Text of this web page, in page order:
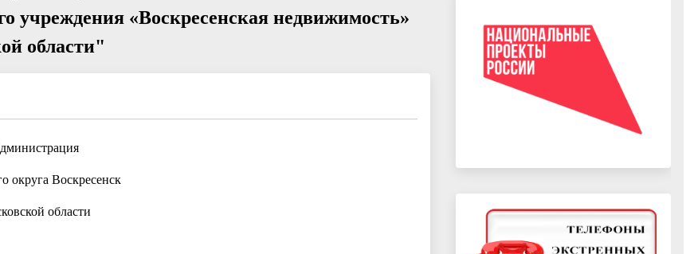
учреждения «Воскресенская недвижимость»
области"
округа Воскресенск
области